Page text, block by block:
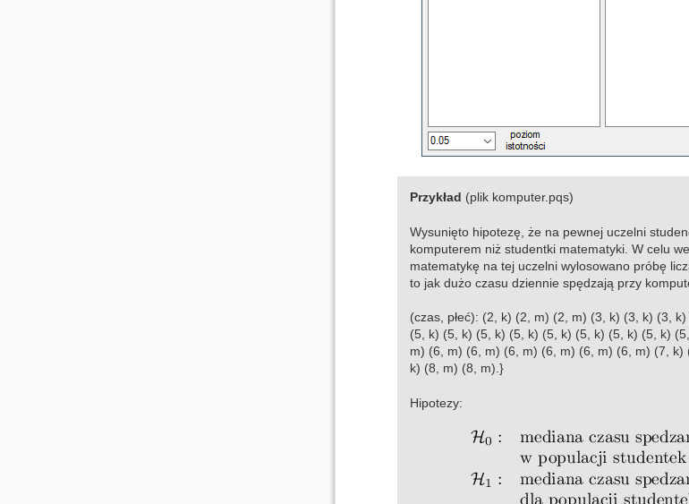
Przykład (plik komputer.pqs)
Wysunięto hipotezę, że na pewnej uczelni
komputerem niż studentki matematyki. W celu
matematykę na tej uczelni wylosowano próbę
to jak dużo czasu dziennie spędzają przy
(czas, płeć): (2, k) (2, m) (2, m) (3, k) (3, k) (3,
(5, k) (5, k) (5, k) (5, k) (5, k) (5, k) (5, k) (5, k)
m) (6, m) (6, m) (6, m) (6, m) (6, m) (6, m) (7,
k) (8, m) (8, m).}
Hipotezy: